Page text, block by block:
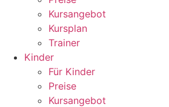
Kursangebot
Kursplan
Trainer
Kinder
Für Kinder
Preise
Kursangebot